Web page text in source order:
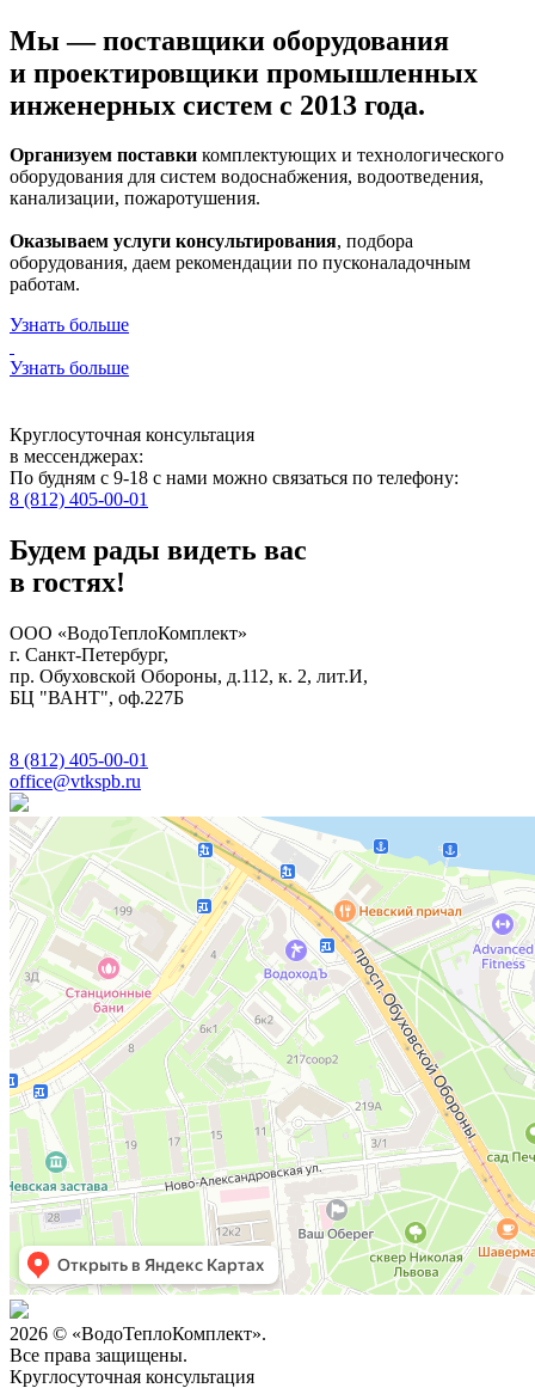
Мы — поставщики оборудования
и проектировщики промышленных
инженерных систем с 2013 года.
Организуем поставки комплектующих и технологического
оборудования для систем водоснабжения, водоотведения,
канализации, пожаротушения.
Оказываем услуги консультирования, подбора
оборудования, даем рекомендации по пусконаладочным
работам.
Узнать больше
Узнать больше
Круглосуточная консультация
в мессенджерах:
По будням с 9-18 с нами можно связаться по телефону:
8 (812) 405-00-01
Будем рады видеть вас
в гостях!
ООО «ВодоТеплоКомплект»
г. Санкт-Петербург,
пр. Обуховской Обороны, д.112, к. 2, лит.И,
БЦ "ВАНТ", оф.227Б
8 (812) 405-00-01
office@vtkspb.ru
2026 © «ВодоТеплоКомплект».
Все права защищены.
Круглосуточная консультация